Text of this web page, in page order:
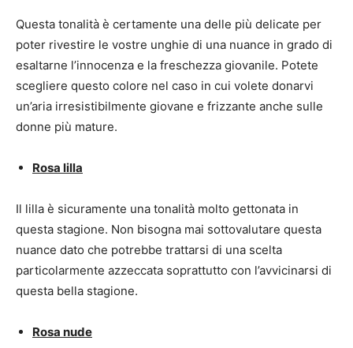
Questa tonalità è certamente una delle più delicate per
poter rivestire le vostre unghie di una nuance in grado di
esaltarne l’innocenza e la freschezza giovanile. Potete
scegliere questo colore nel caso in cui volete donarvi
un’aria irresistibilmente giovane e frizzante anche sulle
donne più mature.
Rosa lilla
Il lilla è sicuramente una tonalità molto gettonata in
questa stagione. Non bisogna mai sottovalutare questa
nuance dato che potrebbe trattarsi di una scelta
particolarmente azzeccata soprattutto con l’avvicinarsi di
questa bella stagione.
Rosa nude